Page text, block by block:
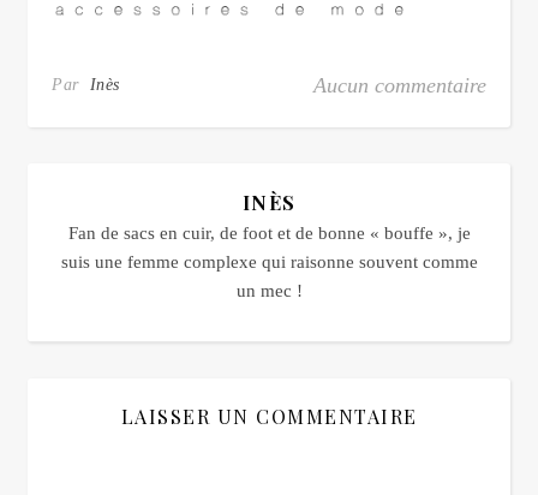
Par Inès Aucun commentaire
INÈS
Fan de sacs en cuir, de foot et de bonne « bouffe », je
suis une femme complexe qui raisonne souvent comme
un mec !
LAISSER UN COMMENTAIRE